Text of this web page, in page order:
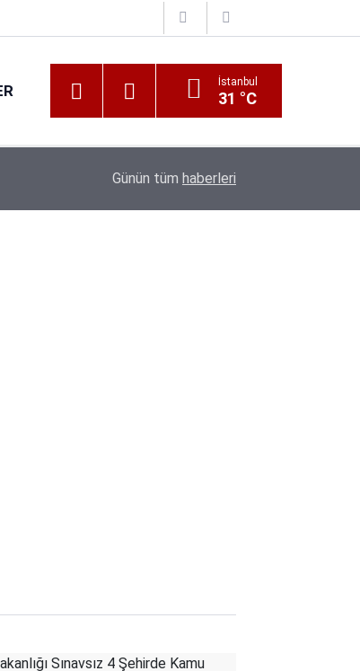
İstanbul
31 °C
Kıyı Emniyeti Genel Müdürlüğü 26 İşçi Alımı
Günün tüm haberleri